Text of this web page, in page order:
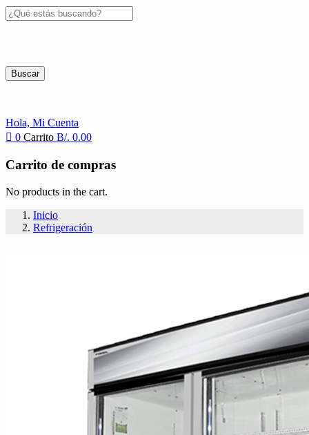
Buscar
Hola, Mi Cuenta
0 Carrito B/. 0.00
Carrito de compras
No products in the cart.
Inicio
Refrigeración